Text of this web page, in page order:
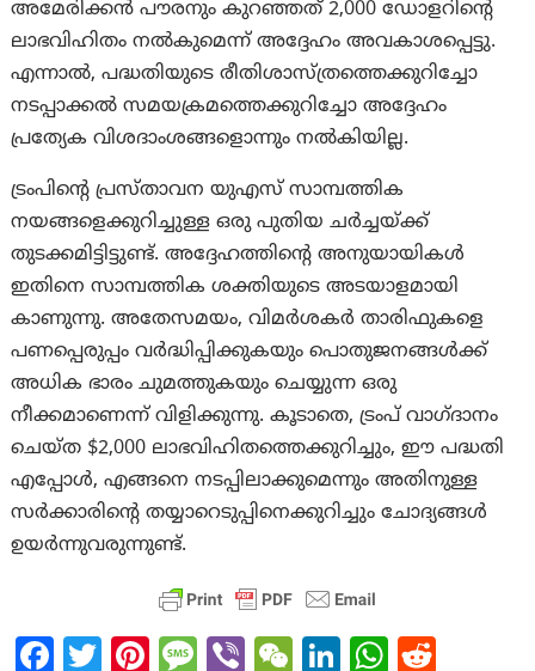
അമേരിക്കൻ പൗരനും കുറഞ്ഞത് 2,000 ഡോളറിന്റെ
ലാഭവിഹിതം നൽകുമെന്ന് അദ്ദേഹം അവകാശപ്പെട്ടു.
എന്നാല്‍, പദ്ധതിയുടെ രീതിശാസ്ത്രത്തെക്കുറിച്ചോ
നടപ്പാക്കൽ സമയക്രമത്തെക്കുറിച്ചോ അദ്ദേഹം
പ്രത്യേക വിശദാംശങ്ങളൊന്നും നൽകിയില്ല.
ട്രംപിന്റെ പ്രസ്താവന യുഎസ് സാമ്പത്തിക
നയങ്ങളെക്കുറിച്ചുള്ള ഒരു പുതിയ ചർച്ചയ്ക്ക്
തുടക്കമിട്ടിട്ടുണ്ട്. അദ്ദേഹത്തിന്റെ അനുയായികൾ
ഇതിനെ സാമ്പത്തിക ശക്തിയുടെ അടയാളമായി
കാണുന്നു. അതേസമയം, വിമർശകർ താരിഫുകളെ
പണപ്പെരുപ്പം വർദ്ധിപ്പിക്കുകയും പൊതുജനങ്ങൾക്ക്
അധിക ഭാരം ചുമത്തുകയും ചെയ്യുന്ന ഒരു
നീക്കമാണെന്ന് വിളിക്കുന്നു. കൂടാതെ, ട്രംപ് വാഗ്ദാനം
ചെയ്ത $2,000 ലാഭവിഹിതത്തെക്കുറിച്ചും, ഈ പദ്ധതി
എപ്പോൾ, എങ്ങനെ നടപ്പിലാക്കുമെന്നും അതിനുള്ള
സർക്കാരിന്റെ തയ്യാറെടുപ്പിനെക്കുറിച്ചും ചോദ്യങ്ങൾ
ഉയർന്നുവരുന്നുണ്ട്.
Fa T
Pi M Vi W Li W